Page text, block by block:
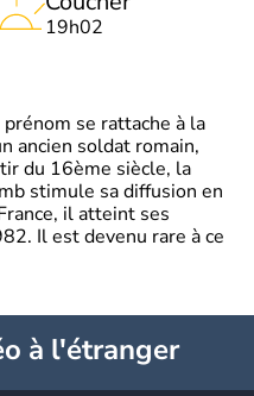
19h02
se rattache à la
ancien soldat romain,
du 16ème siècle, la
stimule sa diffusion en
il atteint ses
Il est devenu rare à ce
à l'étranger